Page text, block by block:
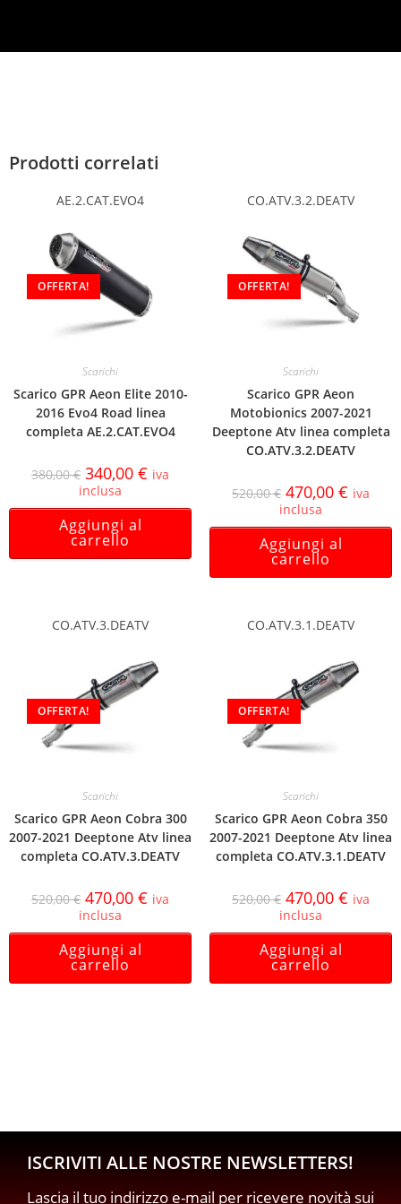
Prodotti correlati
AE.2.CAT.EVO4
OFFERTA!
Scarichi
Scarico GPR Aeon Elite 2010-
2016 Evo4 Road linea
completa AE.2.CAT.EVO4
380,00€ 340,00 € iva
inclusa
Aggiungi al
carrello
CO.ATV.3.2.DEATV
OFFERTA!
Scarichi
Scarico GPR Aeon
Motobionics 2007-2021
Deeptone Atv linea completa
CO.ATV.3.2.DEATV
520,00€ 470,00 € iva
inclusa
Aggiungi al
carrello
CO.ATV.3.DEATV
OFFERTA!
Scarichi
Scarico GPR Aeon Cobra 300
2007-2021 Deeptone Atv linea
completa CO.ATV.3.DEATV
520,00€ 470,00 € iva
inclusa
Aggiungi al
carrello
CO.ATV.3.1.DEATV
OFFERTA!
Scarichi
Scarico GPR Aeon Cobra 350
2007-2021 Deeptone Atv linea
completa CO.ATV.3.1.DEATV
520,00€ 470,00 € iva
inclusa
Aggiungi al
carrello
ISCRIVITI ALLE NOSTRE NEWSLETTERS!
Lascia il tuo indirizzo e-mail per ricevere novità sui